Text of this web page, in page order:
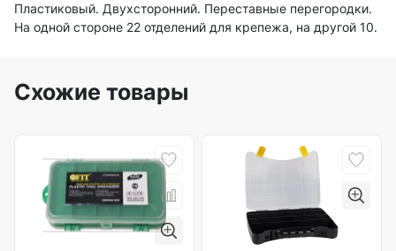
Пластиковый. Двухсторонний. Переставные перегородки.
На одной стороне 22 отделений для крепежа, на другой 10.
Схожие товары